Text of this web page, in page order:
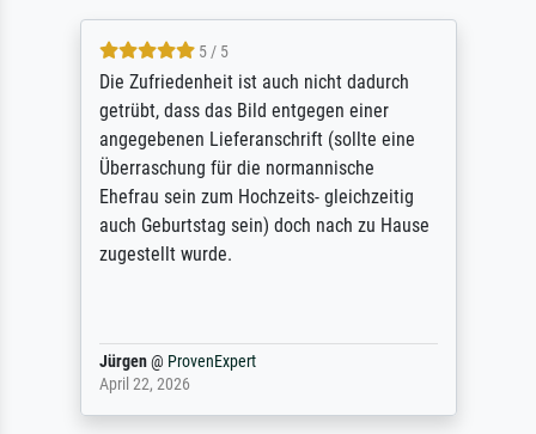
5 / 5
Die Zufriedenheit ist auch nicht dadurch
getrübt, dass das Bild entgegen einer
angegebenen Lieferanschrift (sollte eine
Überraschung für die normannische
Ehefrau sein zum Hochzeits- gleichzeitig
auch Geburtstag sein) doch nach zu Hause
zugestellt wurde.
Jürgen@ ProvenExpert
April 22, 2026